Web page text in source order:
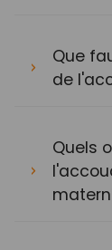
Que
de
Quels